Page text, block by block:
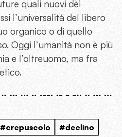
quali nuovi dèi
l’universalità del libero
organico o di quello
Oggi l’umanità non è più
e l’oltreuomo, ma fra
#crepuscolo
#declino